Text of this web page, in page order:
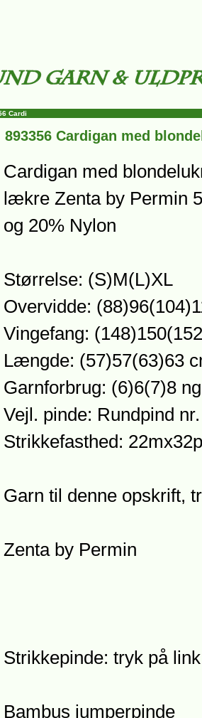
Cardi
893356 Cardigan med
Cardigan med
lækre Zenta by Permin
og 20% Nylon
Størrelse: (S)M(L)XL
Overvidde:
Vingefang:
Længde: (57)57(63)63
Garnforbrug: (6)6(7)8
Vejl. pinde: Rundpind
Strikkefasthed:
Garn til denne opskrift,
Zenta by Permin
Strikkepinde: tryk på
Bambus jumperpinde